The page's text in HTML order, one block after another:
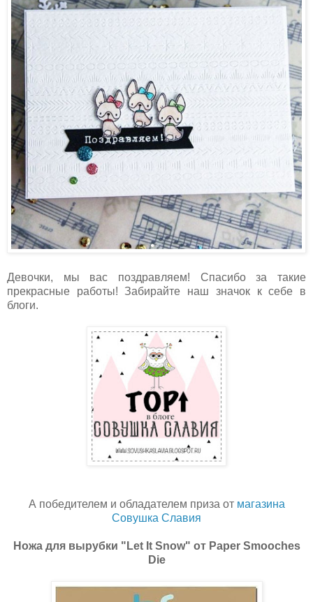
Девочки, мы вас поздравляем! Спасибо за такие
прекрасные работы! Забирайте наш значок к себе в
блоги.
А победителем и обладателем приза отмагазина
Совушка Славия
Ножа для вырубки "Let It Snow" от Paper Smooches
Die